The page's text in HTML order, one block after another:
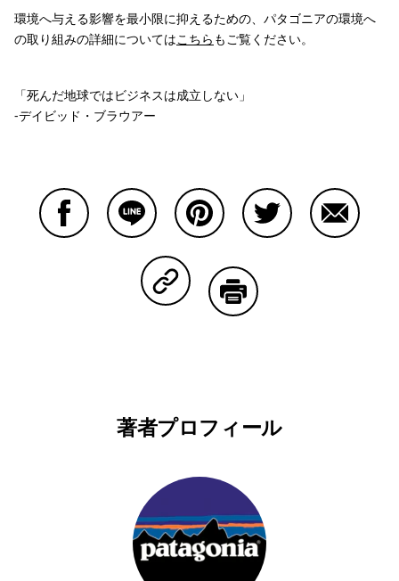
環境へ与える影響を最小限に抑えるための、パタゴニアの環境へ
の取り組みの詳細についてはこちら もご覧ください。
「死んだ地球ではビジネスは成立しない」
-デイビッド・ブラウアー
Copy Linkで共有する
著者プロフィール